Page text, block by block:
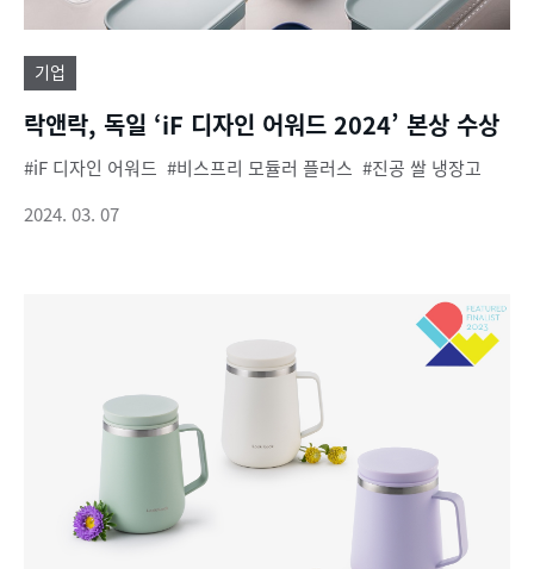
기업
락앤락, 독일 ‘iF 디자인 어워드 2024’ 본상 수상
iF 디자인 어워드 비스프리 모듈러 플러스
진공 쌀 냉장고
2024. 03. 07